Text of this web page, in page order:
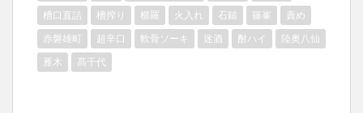
槽口直詰
槽搾り 櫛羅 火入れ 石鎚 篠峯
責め
赤磐雄町
超辛口 軟骨ソーキ 迷酒 酎ハイ
陸奥八仙
雁木
髙千代